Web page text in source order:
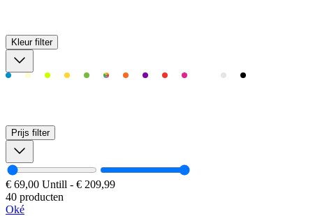
Kleur filter
Prijs filter
€ 69,00 Untill - € 209,99
40 producten
Oké